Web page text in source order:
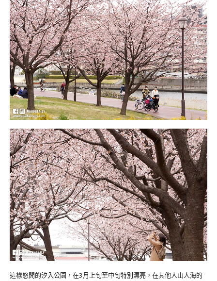
這樣悠閒的汐入公園，在3月上旬至中旬特別漂亮，在其他人山人海的